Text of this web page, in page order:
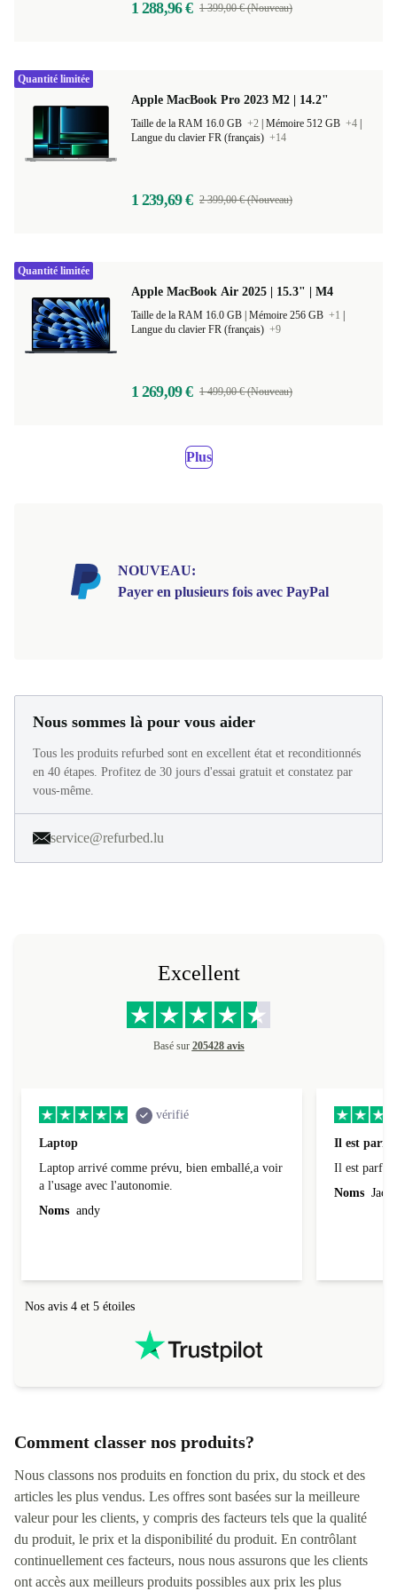
1 288,96 € 1 399,00 € (Nouveau)
Apple MacBook Pro 2023 M2 | 14.2"
Taille de la RAM 16.0 GB +2 Mémoire 512 GB +4
Langue du clavier FR (français) +14
1 239,69 € 2 399,00 € (Nouveau)
Quantité limitée
Apple MacBook Air 2025 | 15.3" | M4
Mémoire 256 GB +1
Langue du clavier FR (français) +9
1 269,09 € 1 499,00 € (Nouveau)
Quantité limitée
Plus
NOUVEAU:
Payer en plusieurs fois avec PayPal
Nous sommes là pour vous aider
Tous les produits refurbed sont en excellent état et reconditionnés
en 40 étapes. Profitez de 30 jours d'essai gratuit et constatez par
vous-même.
service@refurbed.lu
Excellent
Basé sur 205428 avis
vérifié
Laptop
Laptop arrivé comme prévu, bien emballé,a voir
a l'usage avec l'autonomie.
Noms andy
Il est
Il est parfait
Noms
Nos avis 4 et 5 étoiles
Comment classer nos produits?
Nous classons nos produits en fonction du prix, du stock et des
articles les plus vendus. Les offres sont basées sur la meilleure
valeur pour les clients, y compris des facteurs tels que la qualité
du produit, le prix et la disponibilité du produit. En contrôlant
continuellement ces facteurs, nous nous assurons que les clients
ont accès aux meilleurs produits possibles aux prix les plus